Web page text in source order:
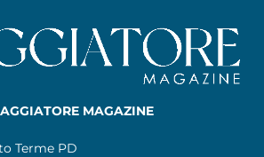
MAGAZINE
Terme PD